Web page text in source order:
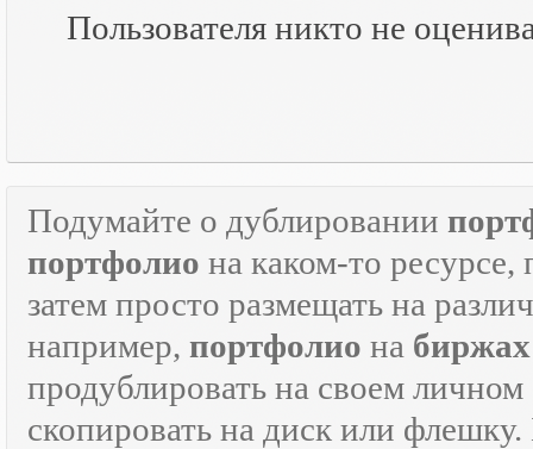
Пользователя никто не
Подумайте о дублировании
портфолио на каком-то ресурсе,
затем просто размещать на
например, портфолио на
продублировать на своем
скопировать на диск или